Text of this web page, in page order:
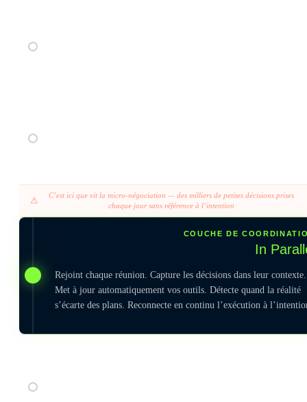
⚠
C’est ici que vit la micro-négociation — des milliers de petites décisions prises
chaque jour sans référence à l’intention
COUCHE DE
In
Rejoint chaque réunion. Capture les décisions dans leur contexte.
Met à jour automatiquement vos outils. Détecte quand la réalité
s’écarte des plans. Reconnecte en continu l’exécution à